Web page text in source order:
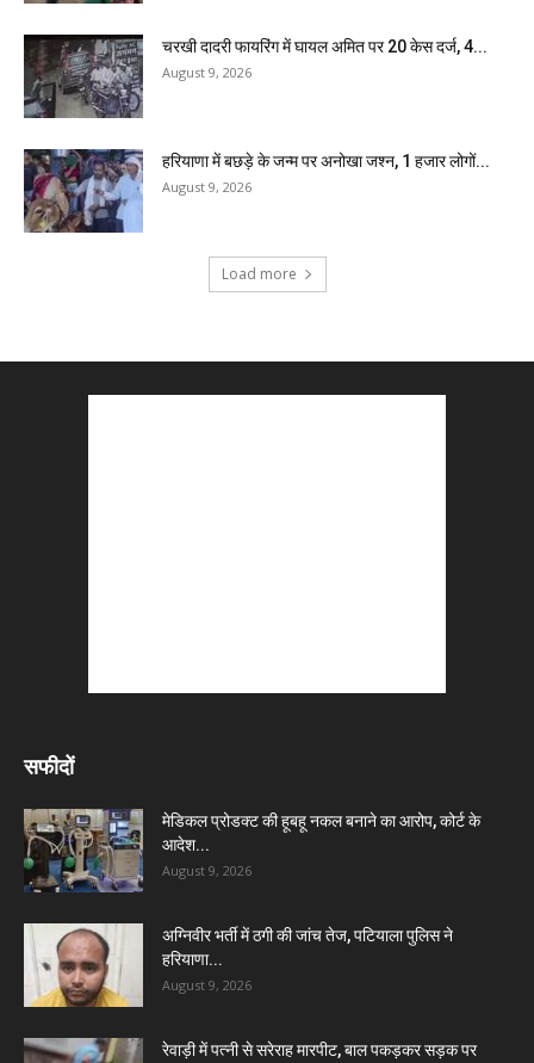
चरखी दादरी फायरिंग में घायल अमित पर 20 केस दर्ज, 4...
August 9, 2026
हरियाणा में बछड़े के जन्म पर अनोखा जश्न, 1 हजार लोगों...
August 9, 2026
Load more
सफीदों
मेडिकल प्रोडक्ट की हूबहू नकल बनाने का आरोप, कोर्ट के
आदेश...
August 9, 2026
अग्निवीर भर्ती में ठगी की जांच तेज, पटियाला पुलिस ने
हरियाणा...
August 9, 2026
रेवाड़ी में पत्नी से सरेराह मारपीट, बाल पकड़कर सड़क पर